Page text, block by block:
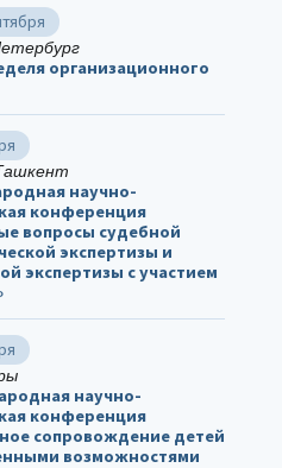
организационного
научно-
конференция
вопросы судебной
экспертизы и
экспертизы с участием
научно-
конференция
сопровождение детей
возможностями